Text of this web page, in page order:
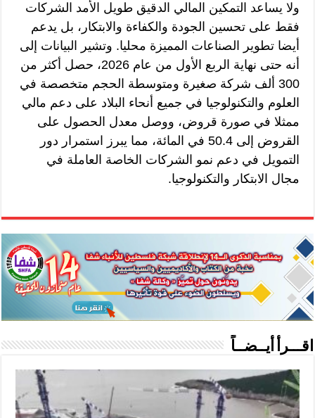
ولا يساعد التمكين المالي الدقيق طويل الأمد الشركات
فقط على تحسين الجودة والكفاءة والابتكار، بل يدعم
أيضا تطوير الصناعات المميزة محليا. وتشير البيانات إلى
أنه حتى نهاية الربع الأول من عام 2026، حصل أكثر من
300 ألف شركة صغيرة ومتوسطة الحجم متخصصة في
العلوم والتكنولوجيا في جميع أنحاء البلاد على دعم مالي
ممثلا في صورة قروض، ووصل معدل الحصول على
القروض إلى 50.4 في المائة، مما يبرز استمرار دور
التمويل في دعم نمو الشركات الخاصة العاملة في
مجال الابتكار والتكنولوجيا.
اقـــرأ أيــضــاً